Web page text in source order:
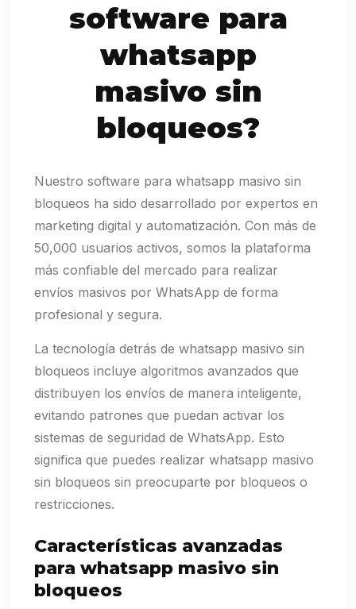
software para
whatsapp
masivo sin
bloqueos?
Nuestro software para whatsapp masivo sin
bloqueos ha sido desarrollado por expertos en
marketing digital y automatización. Con más de
50,000 usuarios activos, somos la plataforma
más confiable del mercado para realizar
envíos masivos por WhatsApp de forma
profesional y segura.
La tecnología detrás de whatsapp masivo sin
bloqueos incluye algoritmos avanzados que
distribuyen los envíos de manera inteligente,
evitando patrones que puedan activar los
sistemas de seguridad de WhatsApp. Esto
significa que puedes realizar whatsapp masivo
sin bloqueos sin preocuparte por bloqueos o
restricciones.
Características avanzadas
para whatsapp masivo sin
bloqueos